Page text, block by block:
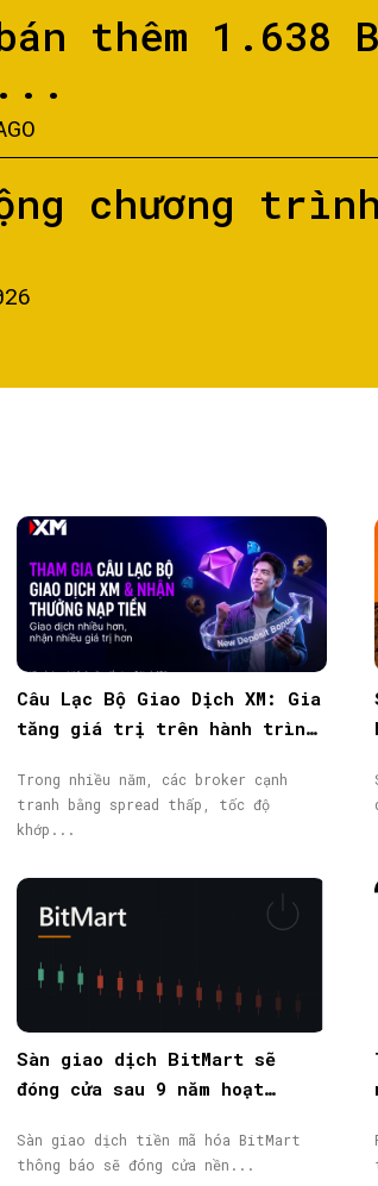
thêm 1.638
chương
Câu Lạc Bộ Giao Dịch XM: Gia
tăng giá trị trên hành trình
Trong nhiều năm, các broker cạnh
tranh bằng spread thấp, tốc độ
khớp...
Sàn giao dịch BitMart sẽ
đóng cửa sau 9 năm hoạt
Sàn giao dịch tiền mã hóa BitMart
thông báo sẽ đóng cửa nền...